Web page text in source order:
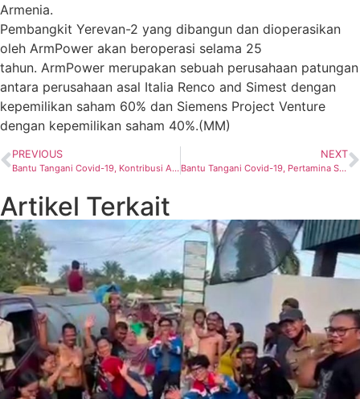
Armenia.
Pembangkit Yerevan-2 yang dibangun dan dioperasikan
oleh ArmPower akan beroperasi selama 25
tahun. ArmPower merupakan sebuah perusahaan patungan
antara perusahaan asal Italia Renco and Simest dengan
kepemilikan saham 60% dan Siemens Project Venture
dengan kepemilikan saham 40%.(MM)
PREVIOUS
Bantu Tangani Covid-19, Kontribusi Aktif Pertamina Capai Rp 250 M
NEXT
Bantu Tangani Covid-19, Pertamina Salurkan Produk UMKM
Artikel Terkait